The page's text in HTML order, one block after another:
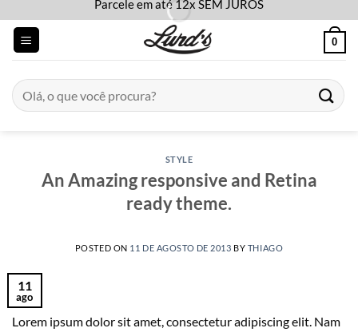
content
Parcele em até 12x SEM JUROS
0
Pesquisar
por:
STYLE
An Amazing responsive and Retina
ready theme.
POSTED ON 11 DE AGOSTO DE 2013 BY THIAGO
11
ago
Lorem ipsum dolor sit amet, consectetur adipiscing elit. Nam